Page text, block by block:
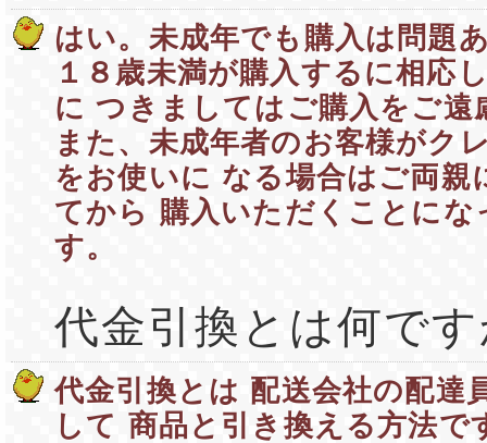
はい。未成年でも購入は問題
１８歳未満が購入するに相応
に つきましてはご購入をご遠
また、未成年者のお客様がク
をお使いに なる場合はご両親
てから 購入いただくことにな
す。
代金引換とは何で
代金引換とは 配送会社の配達
して 商品と引き換える方法で